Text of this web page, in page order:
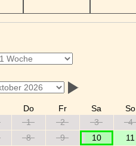
Do Fr Sa
So
1 2 3
4
8 9 10
11